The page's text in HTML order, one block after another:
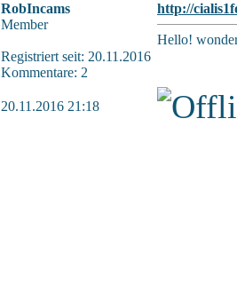
RobIncams
Member
Registriert seit: 20.11.2016
Kommentare: 2
http://
Hello!
20.11.2016 21:18